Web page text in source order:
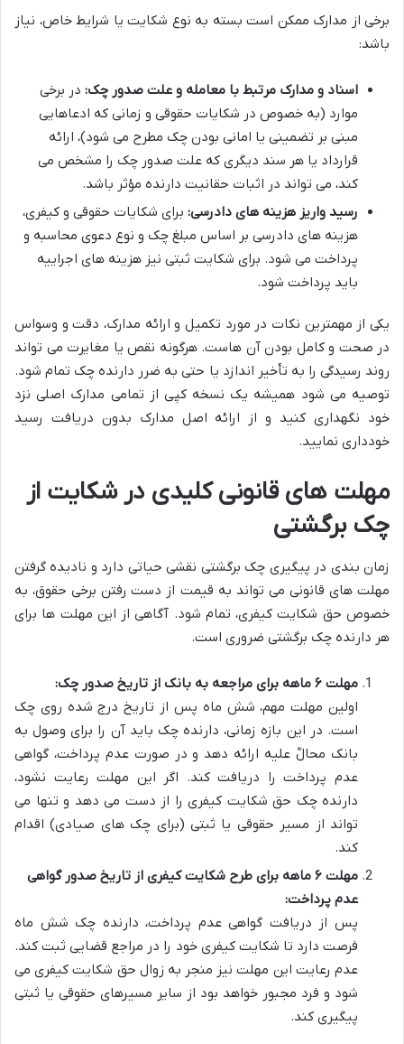
برخی از مدارک ممکن است بسته به نوع شکایت یا شرایط خاص، نیاز
باشد:
اسناد و مدارک مرتبط با معامله و علت صدور چک: در برخی
موارد (به خصوص در شکایات حقوقی و زمانی که ادعاهایی
مبنی بر تضمینی یا امانی بودن چک مطرح می شود)، ارائه
قرارداد یا هر سند دیگری که علت صدور چک را مشخص می
کند، می تواند در اثبات حقانیت دارنده مؤثر باشد.
رسید واریز هزینه های دادرسی: برای شکایات حقوقی و کیفری،
هزینه های دادرسی بر اساس مبلغ چک و نوع دعوی محاسبه و
پرداخت می شود. برای شکایت ثبتی نیز هزینه های اجراییه
باید پرداخت شود.
یکی از مهمترین نکات در مورد تکمیل و ارائه مدارک، دقت و وسواس
در صحت و کامل بودن آن هاست. هرگونه نقص یا مغایرت می تواند
روند رسیدگی را به تأخیر اندازد یا حتی به ضرر دارنده چک تمام شود.
توصیه می شود همیشه یک نسخه کپی از تمامی مدارک اصلی نزد
خود نگهداری کنید و از ارائه اصل مدارک بدون دریافت رسید
خودداری نمایید.
مهلت های قانونی کلیدی در شکایت از
چک برگشتی
زمان بندی در پیگیری چک برگشتی نقشی حیاتی دارد و نادیده گرفتن
مهلت های قانونی می تواند به قیمت از دست رفتن برخی حقوق، به
خصوص حق شکایت کیفری، تمام شود. آگاهی از این مهلت ها برای
هر دارنده چک برگشتی ضروری است.
مهلت ۶ ماهه برای مراجعه به بانک از تاریخ صدور چک:
اولین مهلت مهم، شش ماه پس از تاریخ درج شده روی چک
است. در این بازه زمانی، دارنده چک باید آن را برای وصول به
بانک محالٌ علیه ارائه دهد و در صورت عدم پرداخت، گواهی
عدم پرداخت را دریافت کند. اگر این مهلت رعایت نشود،
دارنده چک حق شکایت کیفری را از دست می دهد و تنها می
تواند از مسیر حقوقی یا ثبتی (برای چک های صیادی) اقدام
کند.
مهلت ۶ ماهه برای طرح شکایت کیفری از تاریخ صدور گواهی
عدم پرداخت:
پس از دریافت گواهی عدم پرداخت، دارنده چک شش ماه
فرصت دارد تا شکایت کیفری خود را در مراجع قضایی ثبت کند.
عدم رعایت این مهلت نیز منجر به زوال حق شکایت کیفری می
شود و فرد مجبور خواهد بود از سایر مسیرهای حقوقی یا ثبتی
پیگیری کند.